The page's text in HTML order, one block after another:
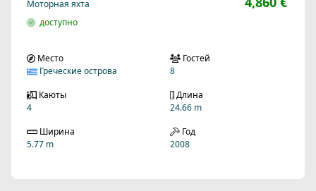
Моторная яхта
доступно
Место
Греческие острова
Гостей
8
Каюты
4
Длина
24.66 m
Ширина
5.77 m
Год
2008